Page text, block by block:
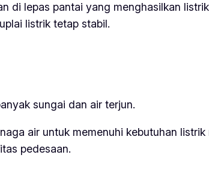
di lepas pantai yang menghasilkan
listrik tetap stabil.
sungai dan air terjun.
air untuk memenuhi kebutuhan listrik
pedesaan.